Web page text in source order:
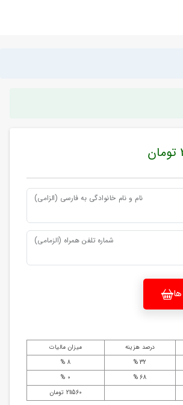
نام و نام خانوادگی به فارسی (الزامی)
شماره تلفن همراه (الزمامی)
درصد هزینه
میزان مالیات
32 %
8 %
68 %
0 %
211560 تومان